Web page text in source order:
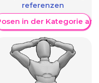
referenzen
in der Kategorie